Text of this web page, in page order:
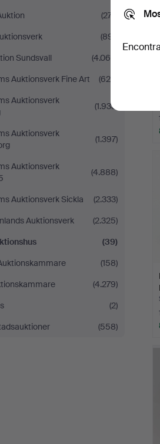
(277)
(891)
Sundsvall
(4.066)
Auktionsverk Fine Art
(625)
Auktionsverk
(1.933)
Auktionsverk
(1.397)
Auktionsverk
(4.888)
Auktionsverk Sickla
(2.333)
Auktionsverk
(2.325)
(39)
(158)
(4.279)
(2)
(558)